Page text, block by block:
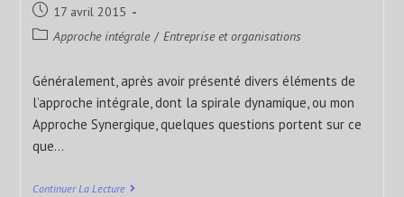
17 avril 2015
Approche intégrale / Entreprise et organisations
Généralement, après avoir présenté divers éléments de
l’approche intégrale, dont la spirale dynamique, ou mon
Approche Synergique, quelques questions portent sur ce
que…
Continuer La Lecture